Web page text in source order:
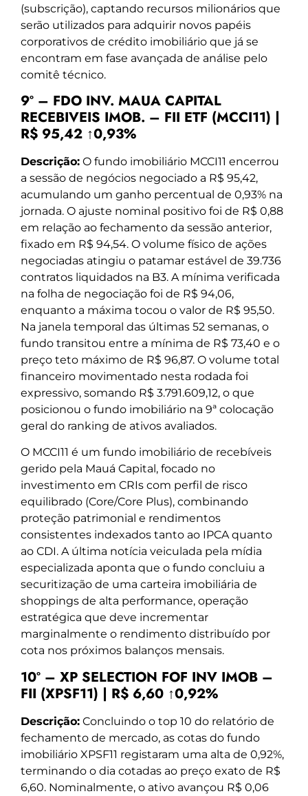
(subscrição), captando recursos milionários que
serão utilizados para adquirir novos papéis
corporativos de crédito imobiliário que já se
encontram em fase avançada de análise pelo
comitê técnico.
9º – FDO INV. MAUA CAPITAL
RECEBIVEIS IMOB. – FII ETF (MCCI11) |
R$ 95,42 ↑0,93%
Descrição: O fundo imobiliário MCCI11 encerrou
a sessão de negócios negociado a R$ 95,42,
acumulando um ganho percentual de 0,93% na
jornada. O ajuste nominal positivo foi de R$ 0,88
em relação ao fechamento da sessão anterior,
fixado em R$ 94,54. O volume físico de ações
negociadas atingiu o patamar estável de 39.736
contratos liquidados na B3. A mínima verificada
na folha de negociação foi de R$ 94,06,
enquanto a máxima tocou o valor de R$ 95,50.
Na janela temporal das últimas 52 semanas, o
fundo transitou entre a mínima de R$ 73,40 e o
preço teto máximo de R$ 96,87. O volume total
financeiro movimentado nesta rodada foi
expressivo, somando R$ 3.791.609,12, o que
posicionou o fundo imobiliário na 9ª colocação
geral do ranking de ativos avaliados.
O MCCI11 é um fundo imobiliário de recebíveis
gerido pela Mauá Capital, focado no
investimento em CRIs com perfil de risco
equilibrado (Core/Core Plus), combinando
proteção patrimonial e rendimentos
consistentes indexados tanto ao IPCA quanto
ao CDI. A última notícia veiculada pela mídia
especializada aponta que o fundo concluiu a
securitização de uma carteira imobiliária de
shoppings de alta performance, operação
estratégica que deve incrementar
marginalmente o rendimento distribuído por
cota nos próximos balanços mensais.
10º – XP SELECTION FOF INV IMOB –
FII (XPSF11) | R$ 6,60 ↑0,92%
Descrição: Concluindo o top 10 do relatório de
fechamento de mercado, as cotas do fundo
imobiliário XPSF11 registaram uma alta de 0,92%,
terminando o dia cotadas ao preço exato de R$
6,60. Nominalmente, o ativo avançou R$ 0,06